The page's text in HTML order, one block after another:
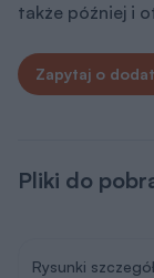
także później i
Zapytaj o
Pliki do
Rysunki